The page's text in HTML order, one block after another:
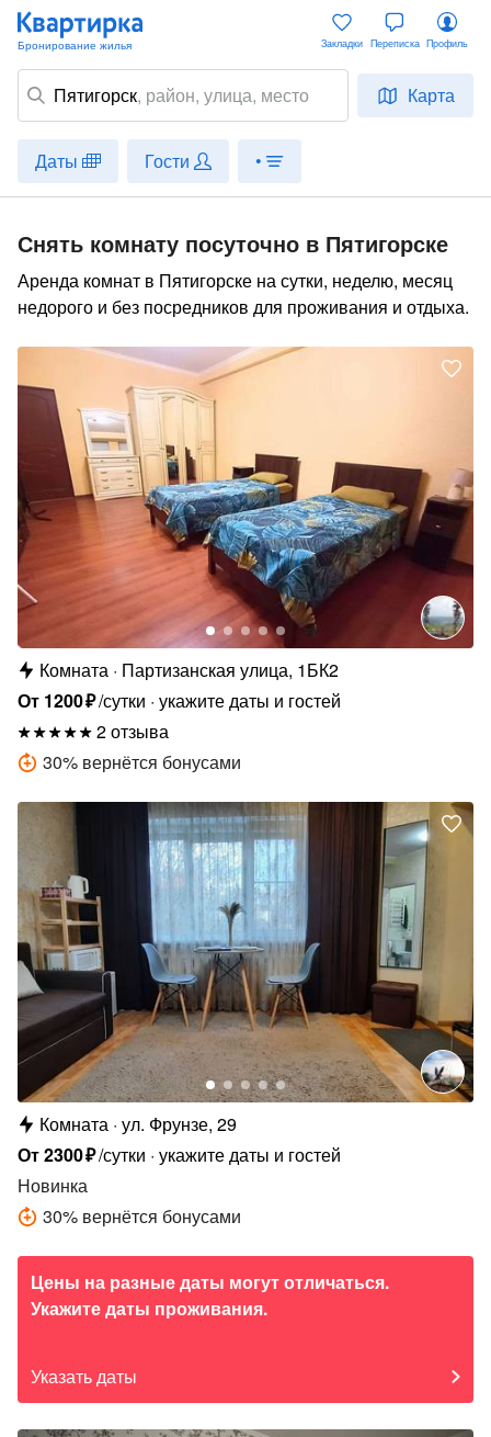
Пятигорск, район, улица, место Карта
Закладки Переписка Профиль
Даты Гости •
Снять комнату посуточно в Пятигорске
Аренда комнат в Пятигорске на сутки, неделю, месяц
недорого и без посредников для проживания и отдыха.
Комната
Партизанская улица, 1БК2
От 1200₽/сутки укажите даты и гостей
2 отзыва
30% вернётся бонусами
Комната ул. Фрунзе, 29
От2300₽/сутки укажите даты и гостей
Новинка
30% вернётся бонусами
Цены на разные даты могут отличаться.
Укажите даты проживания.
Указать даты